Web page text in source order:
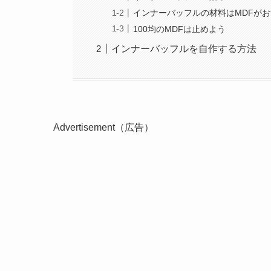
インナーバッフルの材料はMDFが
100均のMDFは止めよう
インナーバッフルを自作する方法
Advertisement（広告）